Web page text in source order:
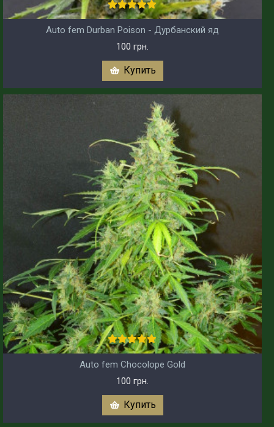
Auto fem Durban Poison - Дурбанский яд
100 грн.
Купить
Auto fem Chocolope Gold
100 грн.
Купить